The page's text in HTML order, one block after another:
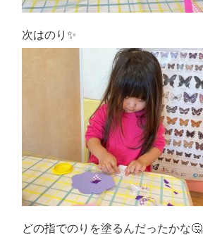
次はのり✨
どの指でのりを塗るんだったかな🤔